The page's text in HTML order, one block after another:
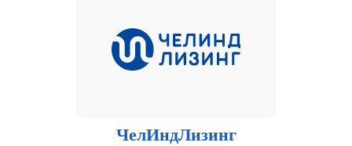
ЧелИндЛизинг